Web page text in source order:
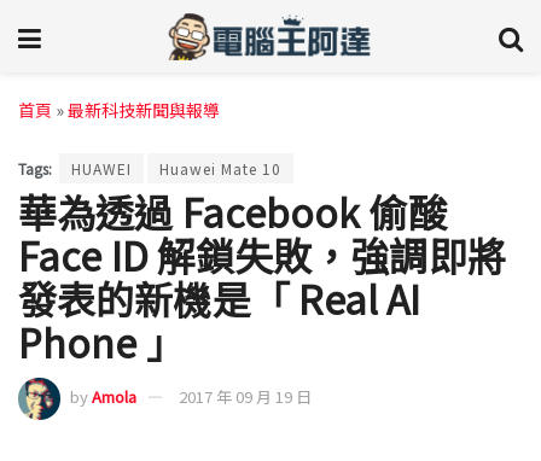
首頁 »最新科技新聞與報導
Tags: HUAWEI Huawei Mate 10
華為透過 Facebook 偷酸
Face ID 解鎖失敗，強調即將
發表的新機是「 Real AI
Phone 」
byAmola 2017 年 09 月 19 日